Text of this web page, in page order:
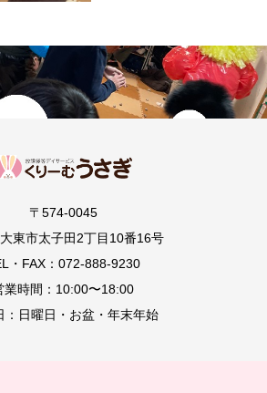
〒574-0045
東市太子田2丁目10番16号
・FAX：072-888-9230
業時間：10:00〜18:00
：日曜日・お盆・年末年始